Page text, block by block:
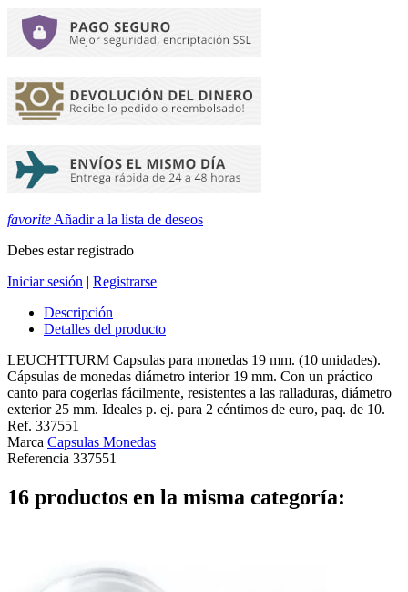
favorite Añadir a la lista de deseos
Debes estar registrado
Iniciar sesión | Registrarse
Descripción
Detalles del producto
LEUCHTTURM Capsulas para monedas 19 mm. (10 unidades).
Cápsulas de monedas diámetro interior 19 mm. Con un práctico
canto para cogerlas fácilmente, resistentes a las ralladuras, diámetro
exterior 25 mm. Ideales p. ej. para 2 céntimos de euro, paq. de 10.
Ref. 337551
Marca Capsulas Monedas
Referencia 337551
16 productos en la misma categoría: